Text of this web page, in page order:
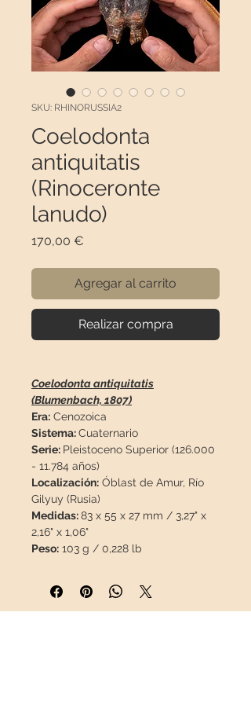
SKU: RHINORUSSIA2
Coelodonta
antiquitatis
(Rinoceronte
lanudo)
170,00 €
Agregar al carrito
Realizar compra
Coelodonta antiquitatis
(Blumenbach, 1807)
Era: Cenozoica
Sistema:Cuaternario
Serie: Pleistoceno Superior (126.000
- 11.784 años)
Localización: Óblast de Amur, Río
Gilyuy (Rusia)
Medidas:83 x 55 x 27 mm / 3,27" x
2,16" x 1,06"
Peso: 103 g / 0,228 lb
rinoceronte lanudo
antiquitatisexcepcionalmente bien
conservado. Gran oportunidad,